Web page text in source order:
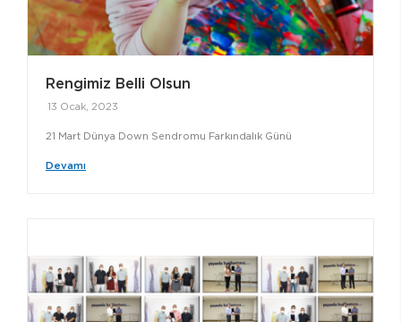
Rengimiz Belli Olsun
13 Ocak, 2023
21 Mart Dünya Down Sendromu Farkındalık Günü
Devamı